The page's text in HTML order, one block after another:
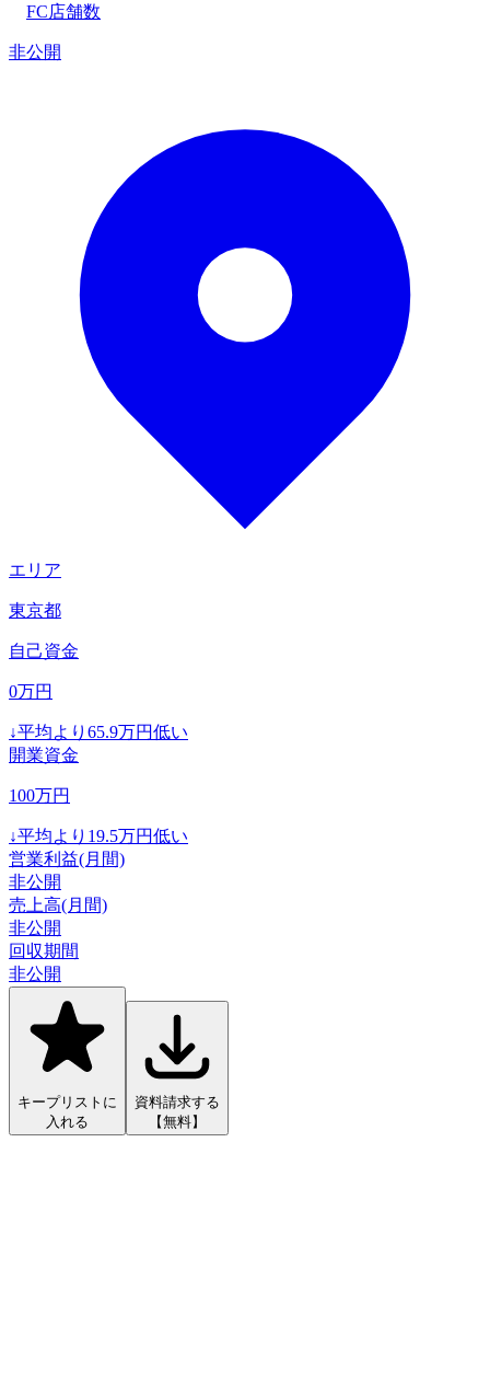
FC店舗数
非公開
エリア
東京都
自己資金
0万円
↓平均より 65.9万円低い
開業資金
100万円
↓平均より 19.5万円低い
営業利益(月間)
非公開
売上高(月間)
非公開
回収期間
非公開
キープリストに
入れる
資料請求する
【無料】